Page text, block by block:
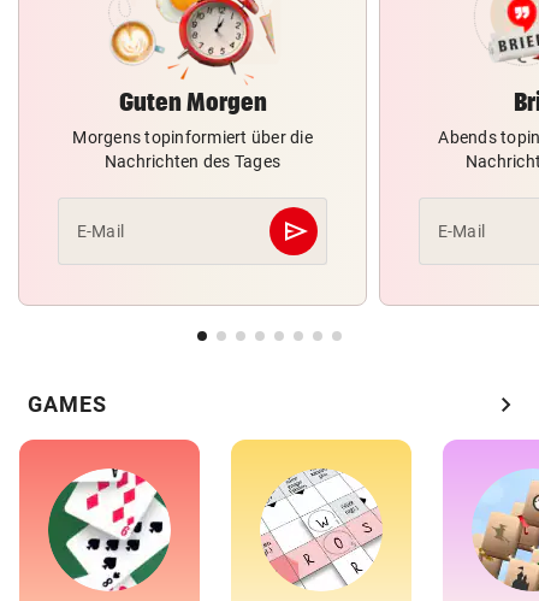
Guten Morgen
Morgens topinformiert über die
Nachrichten des Tages
E-Mail send
Abschicken
Abends
E-Mail
GAMES chevron_right